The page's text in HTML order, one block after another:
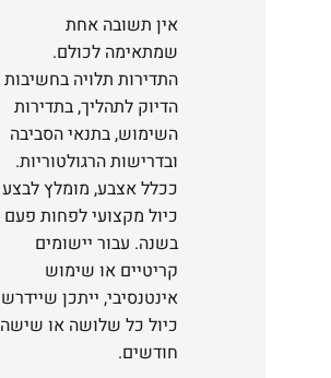
אין תשובה אחת
שמתאימה לכולם.
התדירות תלויה בחשיבות
הדיוק לתהליך, בתדירות
השימוש, בתנאי הסביבה
ובדרישות הרגולטוריות.
ככלל אצבע, מומלץ לבצע
כיול מקצועי לפחות פעם
בשנה. עבור יישומים
קריטיים או שימוש
אינטנסיבי, ייתכן שיידרש
כיול כל שלושה או שישה
חודשים.